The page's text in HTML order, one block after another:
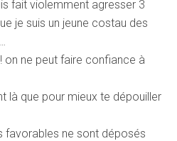
fait violemment agresser 3
je suis un jeune costau des
on ne peut faire confiance à
là que pour mieux te dépouiller
favorables ne sont déposés